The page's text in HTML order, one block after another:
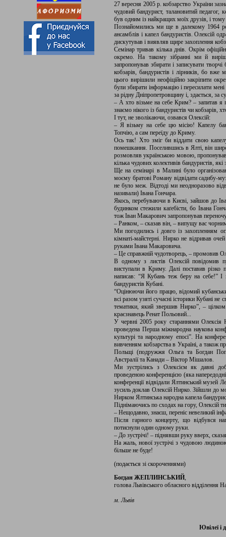
27 вересня 2005 р. кобзарство України
чудовий бандурист, талановитий педагог,
був одним із найкращих моїх друзів, і
Познайомились ми ще в далекому 1964
ансамблів і капел бандуристів. Олексій
дискутував і виявляв щире захоплення
Семінар тривав кілька днів. Окрім
окремо. На такому зібранні ми й
запропонував збирати і записувати творчі
кобзарів, бандуристів і лірників, бо
цього вирішили неофіційно закріпити
були збирати інформацію і пересилати
за рідну Дніпропетровщину і, здається, за
– А хто візьме на себе Крим? – запитав
знаємо нікого із бандуристів чи кобзарів,
І тут, не зволікаючи, озвався Олексій:
– Я візьму на себе цю місію! Капелу
Топчію, а сам переїду до Криму.
Ось так! Хто зміг би віддати свою
помешкання. Поселившись в Ялті, він
розмовляв українською мовою,
кілька чудових колективів бандуристів,
Ще на семінарі в Малині було
моєму братові Роману відвідати садибу-
не було меж. Відтоді ми неодноразово
називали) Івана Гончара.
Якось, перебуваючи в Києві, зайшов до
будинком стежили каґебісти, бо Івана
тож Іван Макарович запропонував
– Ранком, – сказав він, – випущу вас
Ми погодились і довго із захопленням
кімнаті-майстерні. Нирко не відривав
руками Івана Макаровича.
– Це справжній чудотворець, – промовив
В одному з листів Олексій повідомив
виступали в Криму. Далі поставив
написав: “Я Кубань теж беру на себе!” І
бандуристів Кубані.
“Оцінюючи його працю, відомий
всі разом узяті сучасні історики Кубані не
тематики, який звершив Нирко”, –
краєзнавець Ренат Польовий...
У червні 2005 року стараннями Олексія
проведена Перша міжнародна наукова
культурі та народному епосі”. На
вивченням кобзарства в Україні, а також
Польщі (подружжя Ольга та Богдан
Австралії та Канади – Віктор Мішалов.
Ми зустрілись з Олексієм як давні
проведеною конференцією (яка
конференції відвідали Ялтинський музей
зусиль доклав Олексій Нирко. Зійшли до
Нирком Ялтинська народна капела
Піднімаючись по сходах на гору, Олексій
– Нещодавно, знаєш, переніс невеликий
Після гарного концерту, що відбувся
потиснули один одному руки.
– До зустрічі! – піднявши руку вверх,
На жаль, нової зустрічі з чудовою
більше не буде!
(подається зі скороченнями)
Богдан ЖЕПЛИНСЬКИЙ,
голова Львівського обласного відділення
м. Львів
Ювілеї і